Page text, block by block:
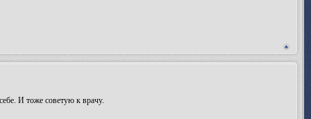
И тоже советую к врачу.